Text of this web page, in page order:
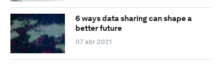
6 ways data sharing can shape a
better future
07 abr 2021